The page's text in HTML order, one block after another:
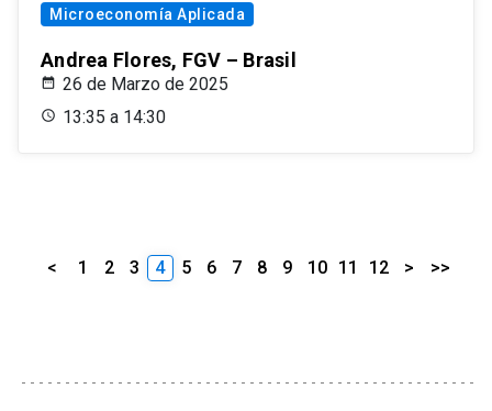
Microeconomía Aplicada
Andrea Flores, FGV – Brasil
26 de Marzo de 2025
13:35 a 14:30
< 1 2 3 4 5 6 7 8 9 10 11 12 > >>